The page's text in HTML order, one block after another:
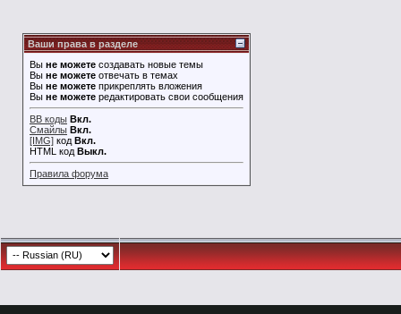
Ваши права в разделе
Вы не можете создавать новые темы
Вы не можете отвечать в темах
Вы не можете прикреплять вложения
Вы не можете редактировать свои сообщения
BB коды Вкл.
Смайлы Вкл.
[IMG] код Вкл.
HTML код Выкл.
Правила форума